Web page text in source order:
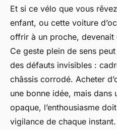
Et si ce vélo que vous
enfant, ou cette voiture
offrir à un proche, devenait
Ce geste plein de sens
des défauts invisibles :
châssis corrodé. Acheter
une bonne idée, mais dans
opaque, l’enthousiasme
vigilance de chaque instant.